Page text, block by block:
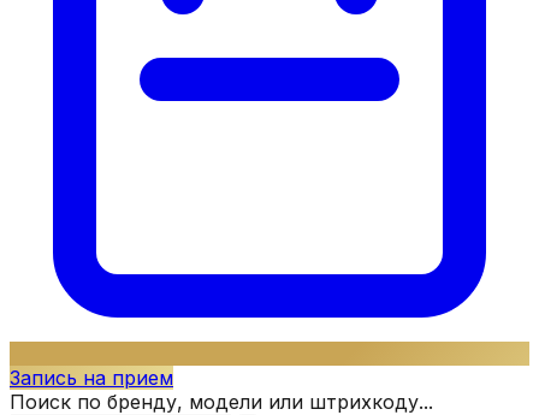
Запись на прием
Поиск по бренду, модели или штрихкоду...